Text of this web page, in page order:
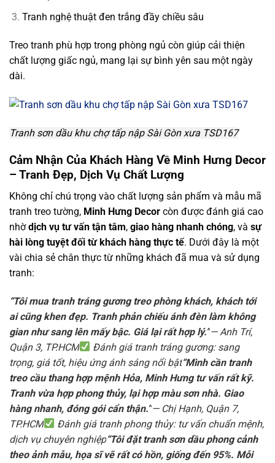
Tranh nghệ thuật đen trắng đầy chiều sâu
Treo tranh phù hợp trong phòng ngủ còn giúp cải thiện
chất lượng giấc ngủ, mang lại sự bình yên sau một ngày
dài.
Tranh sơn dầu khu chợ tấp nập Sài Gòn xưa TSD167
Cảm Nhận Của Khách Hàng Về Minh Hưng Decor
– Tranh Đẹp, Dịch Vụ Chất Lượng
Không chỉ chú trọng vào chất lượng sản phẩm và mẫu mã
tranh treo tường, Minh Hưng Decor còn được đánh giá cao
nhờdịch vụ tư vấn tận tâm, giao hàng nhanh chóng, và sự
hài lòng tuyệt đối từ khách hàng thực tế. Dưới đây là một
vài chia sẻ chân thực từ những khách đã mua và sử dụng
tranh:
“Tôi mua tranh tráng gương treo phòng khách, khách tới
ai cũng khen đẹp. Tranh phản chiếu ánh đèn làm không
gian như sang lên mấy bậc. Giá lại rất hợp lý.”— Anh Trí,
Quận 3, TP.HCM
Đánh giá tranh tráng gương: sang
trọng, giá tốt, hiệu ứng ánh sáng nổi bật“Mình cần tranh
treo cầu thang hợp mệnh Hỏa, Minh Hưng tư vấn rất kỹ.
Tranh vừa hợp phong thủy, lại hợp màu sơn nhà. Giao
hàng nhanh, đóng gói cẩn thận.”— Chị Hạnh, Quận 7,
TP.HCM
Đánh giá tranh phong thủy: tư vấn chuẩn mệnh,
dịch vụ chuyên nghiệp“Tôi đặt tranh sơn dầu phong cảnh
theo ảnh mẫu, họa sĩ vẽ rất có hồn, giống đến 95%. Mỗi